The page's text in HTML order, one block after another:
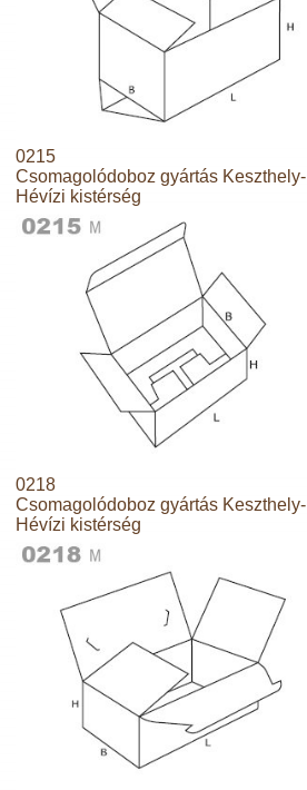
0215
Csomagolódoboz gyártás Keszthely-
Hévízi kistérség
0218
Csomagolódoboz gyártás Keszthely-
Hévízi kistérség